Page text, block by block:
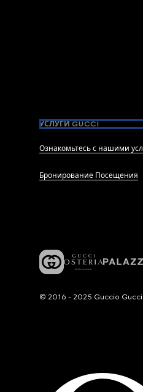
УСЛУГИ GUCCI
Ознакомьтесь с нашими
Бронирование Посещения
© 2016 - 2025 Guccio